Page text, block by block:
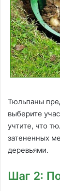
Тюльпаны
выберите
учтите, что
затененных
деревьями.
Шаг 2: